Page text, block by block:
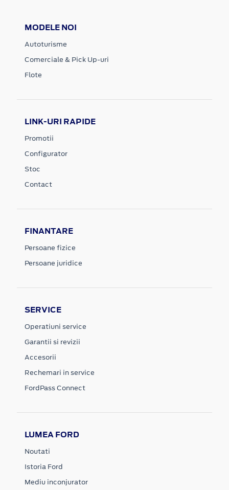
MODELE NOI
Autoturisme
Comerciale & Pick Up-uri
Flote
LINK-URI RAPIDE
Promotii
Configurator
Stoc
Contact
FINANTARE
Persoane fizice
Persoane juridice
SERVICE
Operatiuni service
Garantii si revizii
Accesorii
Rechemari in service
FordPass Connect
LUMEA FORD
Noutati
Istoria Ford
Mediu inconjurator